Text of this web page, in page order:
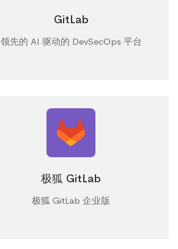
GitLab
领先的 AI 驱动的 DevSecOps 平台
极狐 GitLab
极狐 GitLab 企业版